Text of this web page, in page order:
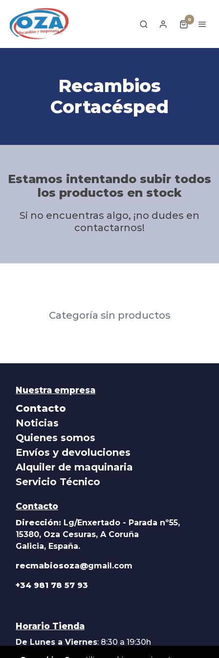
0
Recambios
Cortacésped
Estamos intentando subir todos
los productos en stock
Si no encuentras algo, ¡no dudes en
contactarnos!
Categoría sin productos
Nuestra empresa
Contacto
Noticias
Quienes somos
Envíos y devoluciones
Alquiler de maquinaria
Servicio Técnico
Contacto
Dirección: Lg/Enxertado - Parada nº55,
15380, Oza Cesuras, A Coruña
Galicia, España.
recmabiosoza@gmail.com
+34 981 78 57 93
Horario Tienda
De Lunes a Viernes: 8:30 a 19:30h